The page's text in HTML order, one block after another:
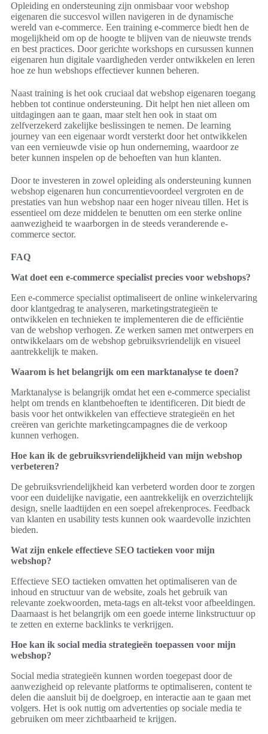
Opleiding en ondersteuning zijn onmisbaar voor webshop
eigenaren die succesvol willen navigeren in de dynamische
wereld van e-commerce. Een training e-commerce biedt hen de
mogelijkheid om op de hoogte te blijven van de nieuwste trends
en best practices. Door gerichte workshops en cursussen kunnen
eigenaren hun digitale vaardigheden verder ontwikkelen en leren
hoe ze hun webshops effectiever kunnen beheren.
Naast training is het ook cruciaal dat webshop eigenaren toegang
hebben tot continue ondersteuning. Dit helpt hen niet alleen om
uitdagingen aan te gaan, maar stelt hen ook in staat om
zelfverzekerd zakelijke beslissingen te nemen. De learning
journey van een eigenaar wordt versterkt door het ontwikkelen
van een vernieuwde visie op hun onderneming, waardoor ze
beter kunnen inspelen op de behoeften van hun klanten.
Door te investeren in zowel opleiding als ondersteuning kunnen
webshop eigenaren hun concurrentievoordeel vergroten en de
prestaties van hun webshop naar een hoger niveau tillen. Het is
essentieel om deze middelen te benutten om een sterke online
aanwezigheid te waarborgen in de steeds veranderende e-
commerce sector.
FAQ
Wat doet een e-commerce specialist precies voor webshops?
Een e-commerce specialist optimaliseert de online winkelervaring
door klantgedrag te analyseren, marketingstrategieën te
ontwikkelen en technieken te implementeren die de efficiëntie
van de webshop verhogen. Ze werken samen met ontwerpers en
ontwikkelaars om de webshop gebruiksvriendelijk en visueel
aantrekkelijk te maken.
Waarom is het belangrijk om een marktanalyse te doen?
Marktanalyse is belangrijk omdat het een e-commerce specialist
helpt om trends en klantbehoeften te identificeren. Dit biedt de
basis voor het ontwikkelen van effectieve strategieën en het
creëren van gerichte marketingcampagnes die de verkoop
kunnen verhogen.
Hoe kan ik de gebruiksvriendelijkheid van mijn webshop
verbeteren?
De gebruiksvriendelijkheid kan verbeterd worden door te zorgen
voor een duidelijke navigatie, een aantrekkelijk en overzichtelijk
design, snelle laadtijden en een soepel afrekenproces. Feedback
van klanten en usability tests kunnen ook waardevolle inzichten
bieden.
Wat zijn enkele effectieve SEO tactieken voor mijn
webshop?
Effectieve SEO tactieken omvatten het optimaliseren van de
inhoud en structuur van de website, zoals het gebruik van
relevante zoekwoorden, meta-tags en alt-tekst voor afbeeldingen.
Daarnaast is het belangrijk om een goede interne linkstructuur op
te zetten en externe backlinks te verkrijgen.
Hoe kan ik social media strategieën toepassen voor mijn
webshop?
Social media strategieën kunnen worden toegepast door de
aanwezigheid op relevante platforms te optimaliseren, content te
delen die aansluit bij de doelgroep, en interactie aan te gaan met
volgers. Het is ook nuttig om advertenties op sociale media te
gebruiken om meer zichtbaarheid te krijgen.